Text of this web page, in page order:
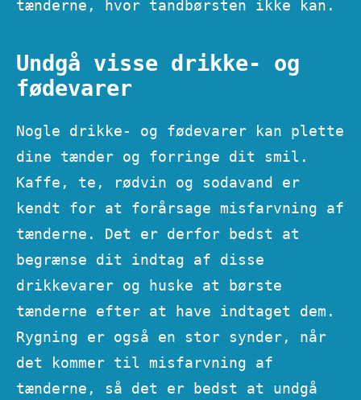
tænderne, hvor tandbørsten ikke kan.
Undgå visse drikke- og
fødevarer
Nogle drikke- og fødevarer kan plette
dine tænder og forringe dit smil.
Kaffe, te, rødvin og sodavand er
kendt for at forårsage misfarvning af
tænderne. Det er derfor bedst at
begrænse dit indtag af disse
drikkevarer og huske at børste
tænderne efter at have indtaget dem.
Rygning er også en stor synder, når
det kommer til misfarvning af
tænderne, så det er bedst at undgå